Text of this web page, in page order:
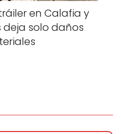
en Calafia y
deja solo daños